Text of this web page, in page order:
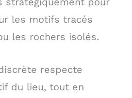
les motifs tracés
les rochers isolés.
respecte
du lieu, tout en